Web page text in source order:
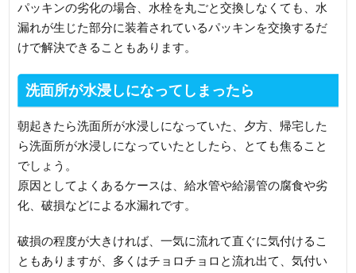
パッキンの劣化の場合、水栓を丸ごと交換しなくても、水
漏れが生じた部分に装着されているパッキンを交換するだ
けで解決できることもあります。
洗面所が水浸しになってしまったら
朝起きたら洗面所が水浸しになっていた、夕方、帰宅した
ら洗面所が水浸しになっていたとしたら、とても焦ること
でしょう。
原因としてよくあるケースは、給水管や給湯管の腐食や劣
化、破損などによる水漏れです。
破損の程度が大きければ、一気に流れて直ぐに気付けるこ
ともありますが、多くはチョロチョロと流れ出て、気付い